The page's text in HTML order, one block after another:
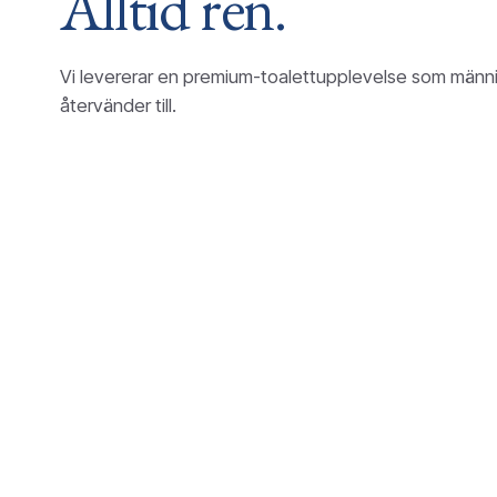
Vi levererar en premium-toalettupplevelse som
återvänder till.